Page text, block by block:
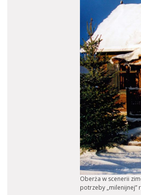
Oberża w scenerii
potrzeby „milenijnej”